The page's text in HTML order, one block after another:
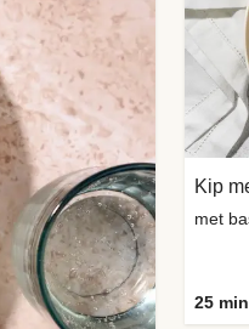
Kip
met
25 min